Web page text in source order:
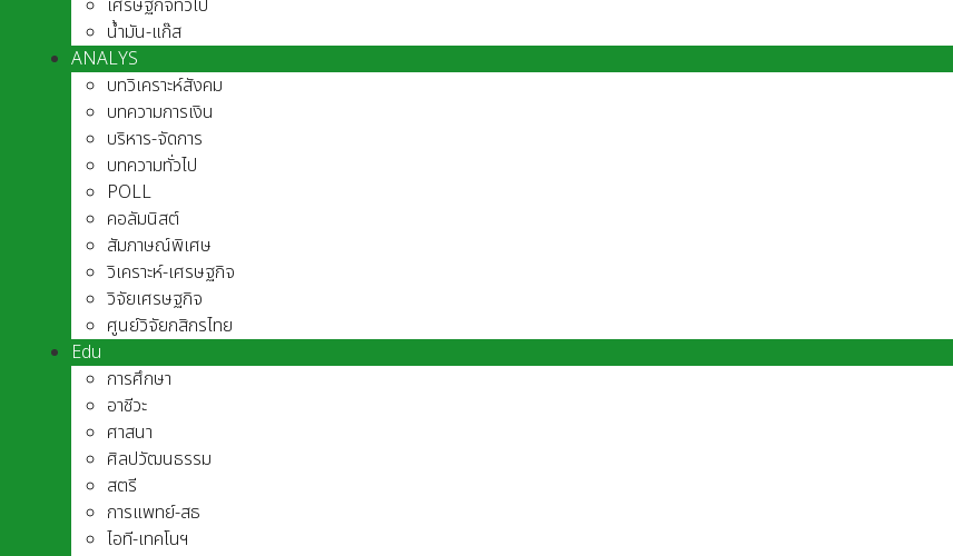
เศรษฐกิจทั่วไป
น้ำมัน-แก๊ส
ANALYS
บทวิเคราะห์สังคม
บทความการเงิน
บริหาร-จัดการ
บทความทั่วไป
POLL
คอลัมนิสต์
สัมภาษณ์พิเศษ
วิเคราะห์-เศรษฐกิจ
วิจัยเศรษฐกิจ
ศูนย์วิจัยกสิกรไทย
Edu
การศึกษา
อาชีวะ
ศาสนา
ศิลปวัฒนธรรม
สตรี
การแพทย์-สธ
ไอที-เทคโนฯ